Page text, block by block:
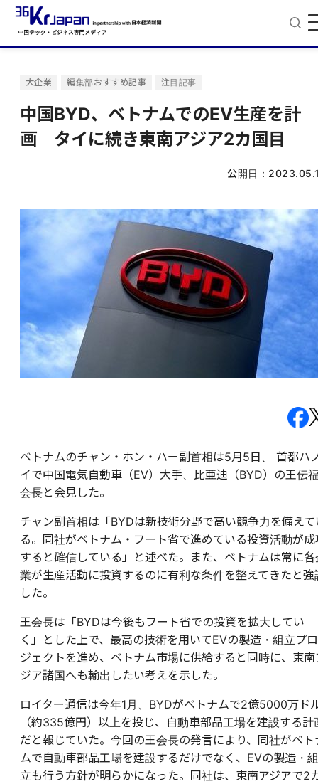
大企業 編集部おすすめ記事 注目記事
中国BYD、ベトナムでのEV生産を計
画 タイに続き東南アジア2カ国目
公開日：
ベトナムのチャン・ホン・ハー副首相は5月5日、 首都ハ
イで中国電気自動車（EV）大手、比亜迪（BYD）の王伝
会長と会見した。
チャン副首相は「BYDは新技術分野で高い競争力を備えて
る。同社がベトナム・フート省で進めている投資活動が成
すると確信している」と述べた。また、ベトナムは常に各
業が生産活動に投資するのに有利な条件を整えてきたと強
した。
王会長は「BYDは今後もフート省での投資を拡大してい
く」とした上で、最高の技術を用いてEVの製造・組立プロ
ジェクトを進め、ベトナム市場に供給すると同時に、東南
ジア諸国へも輸出したい考えを示した。
ロイター通信は今年1月、BYDがベトナムで2億5000万ド
（約335億円）以上を投じ、自動車部品工場を建設する計
だと報じていた。今回の王会長の発言により、同社がベト
ムで自動車部品工場を建設するだけでなく、EVの製造・組
立も行う方針が明らかになった。同社は、東南アジアで2